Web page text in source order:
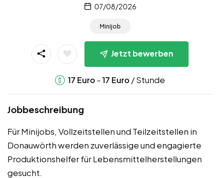
07/08/2026
Minijob
Jetzt bewerben
17 Euro -17 Euro / Stunde
Jobbeschreibung
Für Minijobs, Vollzeitstellen und Teilzeitstellen in
Donauwörth werden zuverlässige und engagierte
Produktionshelfer für Lebensmittelherstellungen
gesucht.